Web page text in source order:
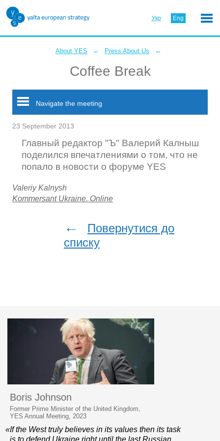
Укр Eng
About YES ← Press About Us ←
Coffee Break
Navigate the meeting
23 September 2013
Главный редактор "Ъ" Валерий Калныш
поделился впечатлениями о том, что не
попало в новости о форуме YES
Valeriy Kalnysh
Kommersant Ukraine. Online
←
Повернутися до
списку
Boris Johnson
Former Prime Minister of the United Kingdom,
YES Annual Meeting, 2023
«If the West truly believes in its values then its task
is to defend Ukraine right until the last Russian